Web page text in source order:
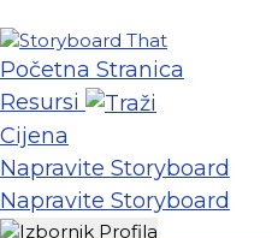
Početna Stranica
Resursi
Cijena
Napravite Storyboard
Napravite Storyboard